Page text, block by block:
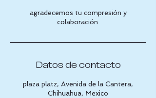
agradecemos tu compresión y
colaboración.
Datos de contacto
plaza platz, Avenida de la Cantera,
Chihuahua, Mexico